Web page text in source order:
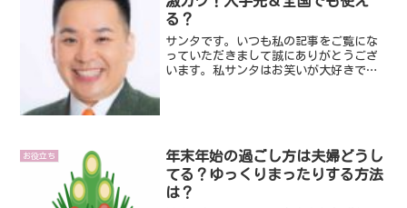
る？
サンタです。いつも私の記事をご覧にな
っていただきまして誠にありがとうござ
います。私サンタはお笑いが大好きで
お役立ち
年末年始の過ごし方は夫婦どうし
てる？ゆっくりまったりする方法
は？